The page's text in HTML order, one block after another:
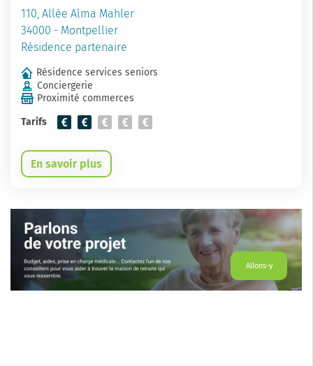
110, Allée Alma Mahler
34000 - Montpellier
Résidence partenaire
Résidence services seniors
Conciergerie
Proximité commerces
Tarifs
En savoir plus
Allons-y